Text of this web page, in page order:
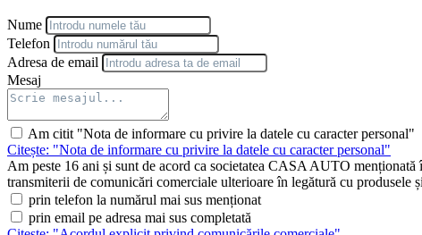
Nume
Telefon
Adresa de email
Mesaj
Am citit "Nota de informare cu privire la datele cu caracter personal"
Citește: "Nota de informare cu privire la datele cu caracter personal"
Am peste 16 ani și sunt de acord ca societatea CASA AUTO
transmiterii de comunicări comerciale ulterioare în legătură cu
prin telefon la numărul mai sus menționat
prin email pe adresa mai sus completată